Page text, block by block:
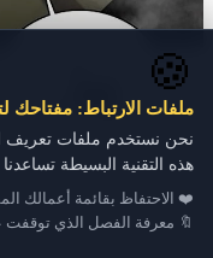
🍪
ملفات الارتباط: مفتاحك
نحن نستخدم ملفات تعريف
هذه التقنية البسيطة
❤️ الاحتفاظ بقائمة أعمالك
🔖 معرفة الفصل الذي توقفت